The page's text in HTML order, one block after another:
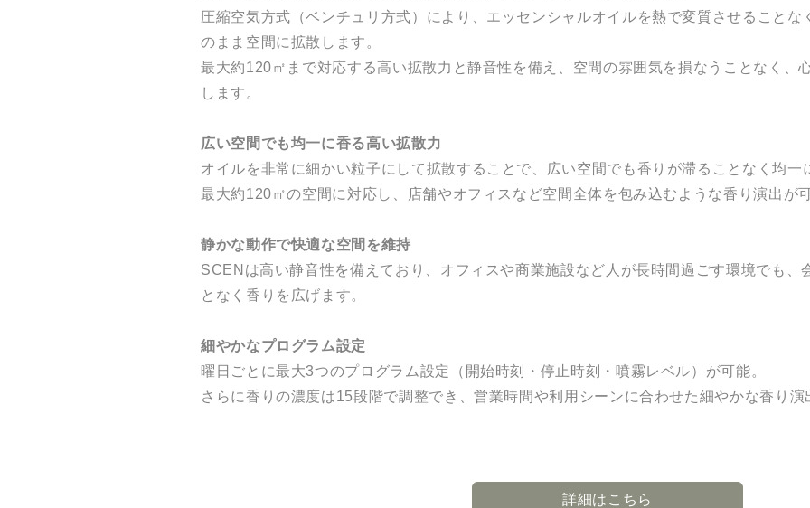
圧縮空気方式（ベンチュリ方式）により、エッセンシャルオイルを熱で変質させることな
のまま空間に拡散します。
最大約120㎡まで対応する高い拡散力と静音性を備え、空間の雰囲気を損なうことなく、
します。
広い空間でも均一に香る高い拡散力
オイルを非常に細かい粒子にして拡散することで、広い空間でも香りが滞ることなく均一
最大約120㎡の空間に対応し、店舗やオフィスなど空間全体を包み込むような香り演出が
静かな動作で快適な空間を維持
SCENは高い静音性を備えており、オフィスや商業施設など人が長時間過ごす環境でも、
となく香りを広げます。
細やかなプログラム設定
曜日ごとに最大3つのプログラム設定（開始時刻・停止時刻・噴霧レベル）が可能。
さらに香りの濃度は15段階で調整でき、営業時間や利用シーンに合わせた細やかな香り演
詳細はこちら